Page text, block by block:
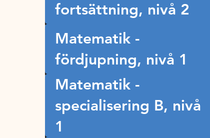
fortsättning, nivå 2
Matematik -
fördjupning, nivå 1
Matematik -
specialisering B, nivå
1